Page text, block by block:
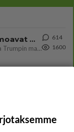
Jos SDP ei voita reilusti, persut kumoavat demokratian Suomesta
Näin tekisi ainakin Rydman seuratessaan idolinsa Trumpin mallia https://www.is.fi/politiikka/art-2000012187244.html
614
1600
Perussuomalaisten kannatus nousi rytinällä Ylen tänään julkaisemassa tuoreimmassa gallup-kyselyssä.
485